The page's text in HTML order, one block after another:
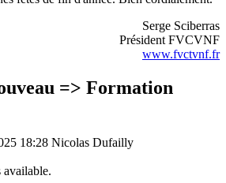
Serge Sciberras
Président FVCVNF
www.fvctvnf.fr
=> Formation
18:28 Nicolas Dufailly
available.